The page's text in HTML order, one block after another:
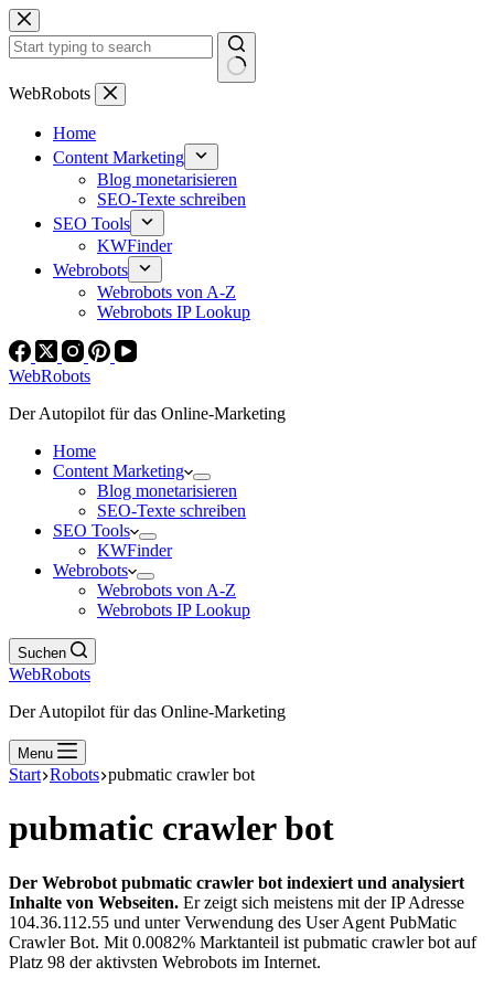
Zum
Inhalt
springen
Keine
WebRobots
Home
Content Marketing
Blog monetarisieren
SEO-Texte schreiben
SEO Tools
KWFinder
Webrobots
Webrobots von A-Z
Webrobots IP Lookup
WebRobots
Der Autopilot für das Online-Marketing
Home
Content Marketing
Blog monetarisieren
SEO-Texte schreiben
SEO Tools
KWFinder
Webrobots
Webrobots von A-Z
Webrobots IP Lookup
Suchen
WebRobots
Der Autopilot für das Online-Marketing
Menu
Start Robots pubmatic crawler bot
pubmatic crawler bot
Der Webrobot pubmatic crawler bot indexiert und analysiert
Inhalte von Webseiten. Er zeigt sich meistens mit der IP Adresse
104.36.112.55 und unter Verwendung des User Agent PubMatic
Crawler Bot. Mit 0.0082% Marktanteil ist pubmatic crawler bot auf
Platz 98 der aktivsten Webrobots im Internet.